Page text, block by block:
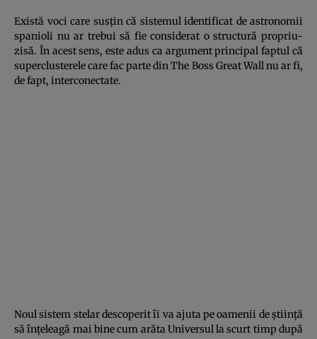
Există voci care susţin că sistemul identificat de astronomii
spanioli nu ar trebui să fie considerat o structură propriu-
zisă. În acest sens, este adus ca argument principal faptul că
superclusterele care fac parte din The Boss Great Wall nu ar fi,
de fapt, interconectate.
Noul sistem stelar descoperit îi va ajuta pe oamenii de ştiinţă
să înţeleagă mai bine cum arăta Universul la scurt timp după